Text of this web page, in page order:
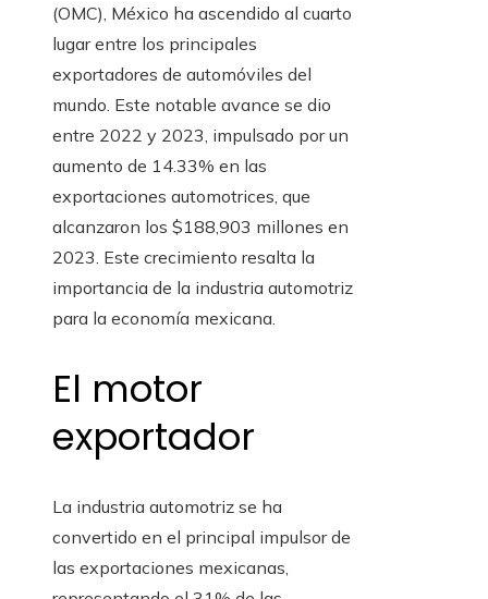
(OMC), México ha ascendido al cuarto
lugar entre los principales
exportadores de automóviles del
mundo. Este notable avance se dio
entre 2022 y 2023, impulsado por un
aumento de 14.33% en las
exportaciones automotrices, que
alcanzaron los $188,903 millones en
2023. Este crecimiento resalta la
importancia de la industria automotriz
para la economía mexicana.
El motor
exportador
La industria automotriz se ha
convertido en el principal impulsor de
las exportaciones mexicanas,